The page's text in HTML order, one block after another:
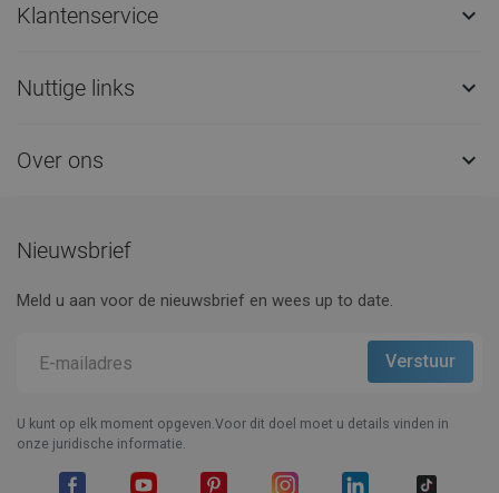
Klantenservice 
Nuttige links 
Over ons 
Nieuwsbrief
Meld u aan voor de nieuwsbrief en wees up to date.
U kunt op elk moment opgeven.Voor dit doel moet u details vinden in
onze juridische informatie.